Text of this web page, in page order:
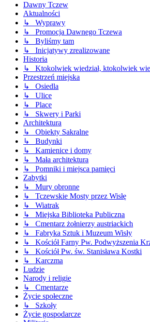
Dawny Tczew
Aktualności
↳ Wyprawy
↳ Promocja Dawnego Tczewa
↳ Byliśmy tam
↳ Inicjatywy zrealizowane
Historia
↳ Ktokolwiek wiedział, ktokolwiek wie
Przestrzeń miejska
↳ Osiedla
↳ Ulice
↳ Place
↳ Skwery i Parki
Architektura
↳ Obiekty Sakralne
↳ Budynki
↳ Kamienice i domy
↳ Mała architektura
↳ Pomniki i miejsca pamięci
Zabytki
↳ Mury obronne
↳ Tczewskie Mosty przez Wisłę
↳ Wiatrak
↳ Miejska Biblioteka Publiczna
↳ Cmentarz żołnierzy austriackich
↳ Fabryka Sztuk i Muzeum Wisły
↳ Kościół Farny Pw. Podwyższenia
↳ Kościół Pw. św. Stanisława Kostki
↳ Karczma
Ludzie
Narody i religie
↳ Cmentarze
Życie społeczne
↳ Szkoły
Życie gospodarcze